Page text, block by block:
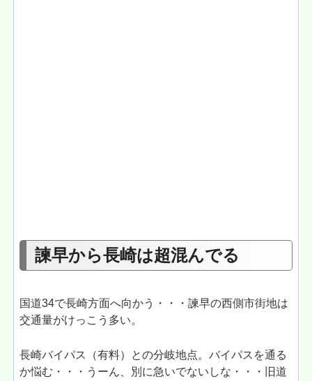
諫早から長崎は超混んでる
国道34で長崎方面へ向かう・・・諫早の西側市街地は
交通量がけっこう多い。
長崎バイパス（有料）との分岐地点。バイパスを通る
か悩む・・・うーん、別に急いでないしな・・・旧道